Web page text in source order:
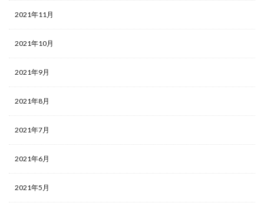
2021年11月
2021年10月
2021年9月
2021年8月
2021年7月
2021年6月
2021年5月